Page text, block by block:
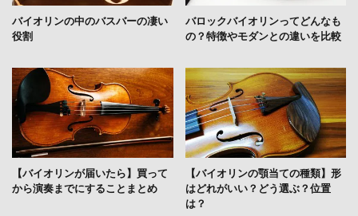
バイオリンの中のバスバーの凄い
役割
バロックバイオリンってどんなも
の？特徴やモダンとの違いを比較
【バイオリンが届いたら】買って
から演奏までにすることまとめ
【バイオリンの顎当ての種類】形
はどれがいい？どう選ぶ？位置
は？